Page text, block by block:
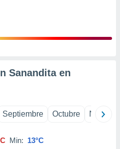
Sanandita en
Septiembre Octubre
Min: 13°C